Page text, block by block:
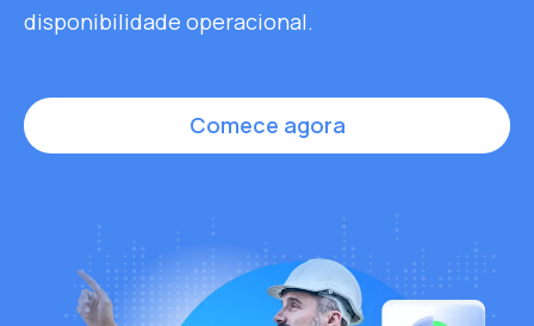
disponibilidade operacional.
Comece agora